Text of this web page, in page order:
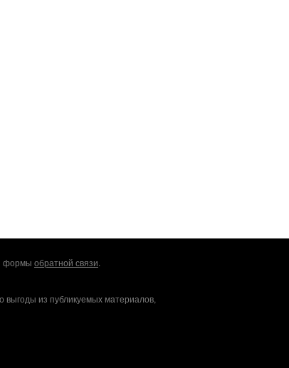
формы обратной связи.
выгоды из публикуемых материалов,